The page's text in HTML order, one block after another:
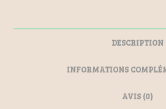
b n
r
l es
t
DESCRIPTION
INFORMATIONS
AVIS (0)